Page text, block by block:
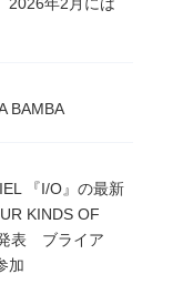
BAMBA
『I/O』の最新
KINDS OF
表 ブライア
加